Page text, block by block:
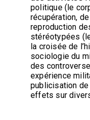
politique (le
récupération,
reproduction
stéréotypées
la croisée de
sociologie du
des
expérience
publicisation de
effets sur